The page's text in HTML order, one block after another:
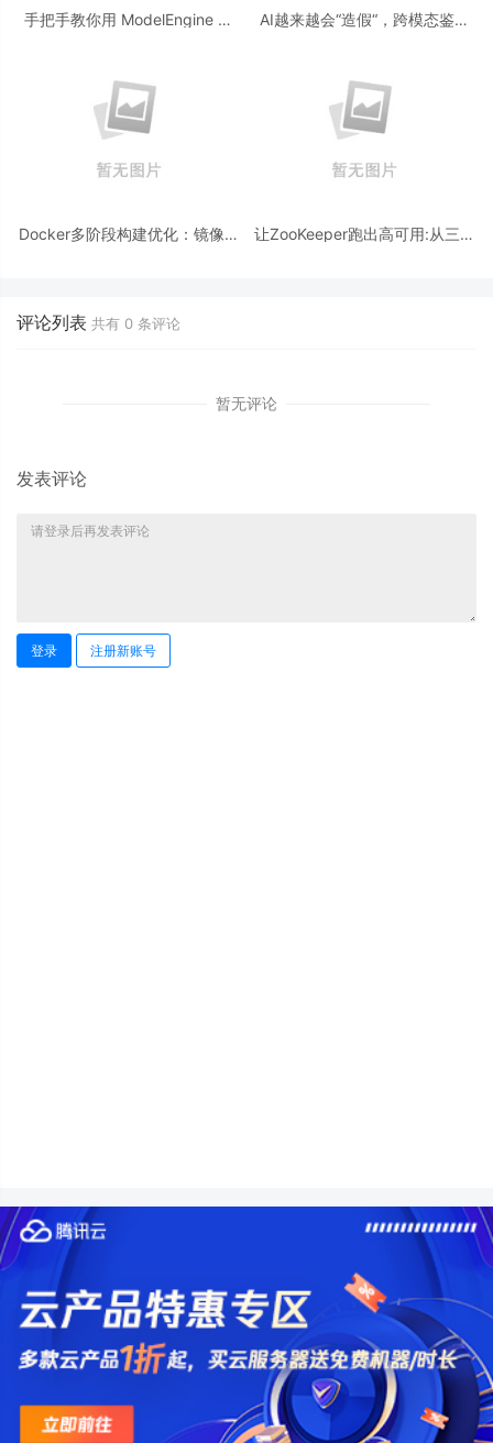
手把手教你用 ModelEngine 打
AI越来越会“造假“，跨模态鉴伪
Docker多阶段构建优化：镜像体
让ZooKeeper跑出高可用:从三节
评论列表 共有 0 条评论
暂无评论
发表评论
登录 注册新账号